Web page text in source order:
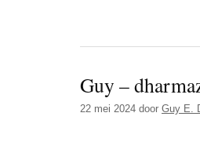
Guy –
22 mei 2024 door Guy E.